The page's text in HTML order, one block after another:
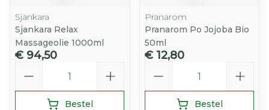
Sjankara
Sjankara Relax
Massageolie 1000ml
€ 94,50
Bestel
Pranarom
Pranarom Po Jojoba Bio
50ml
€ 12,80
Bestel